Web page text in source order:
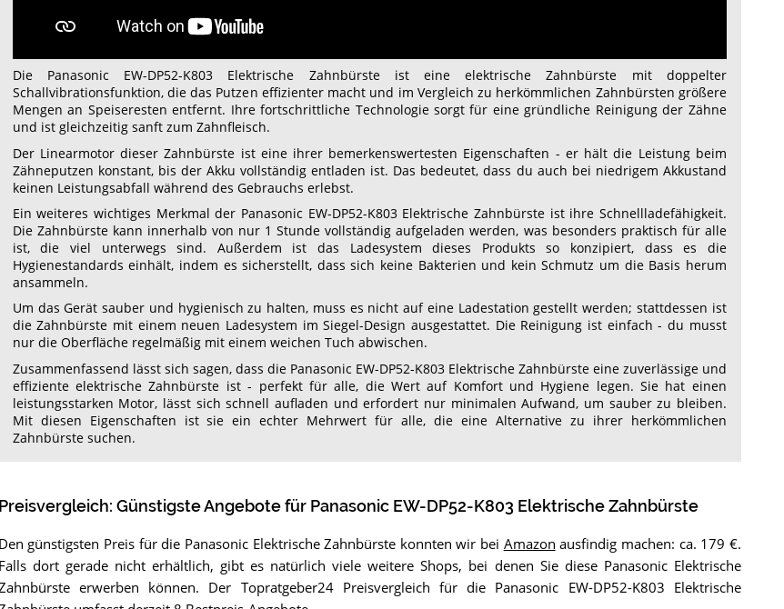
Die Panasonic EW-DP52-K803 Elektrische Zahnbürste ist eine elektrische Zahnbürste mit doppelter
Schallvibrationsfunktion, die das Putzen effizienter macht und im Vergleich zu herkömmlichen Zahnbürsten größere
Mengen an Speiseresten entfernt. Ihre fortschrittliche Technologie sorgt für eine gründliche Reinigung der Zähne
und ist gleichzeitig sanft zum Zahnfleisch.
Der Linearmotor dieser Zahnbürste ist eine ihrer bemerkenswertesten Eigenschaften - er hält die Leistung beim
Zähneputzen konstant, bis der Akku vollständig entladen ist. Das bedeutet, dass du auch bei niedrigem Akkustand
keinen Leistungsabfall während des Gebrauchs erlebst.
Ein weiteres wichtiges Merkmal der Panasonic EW-DP52-K803 Elektrische Zahnbürste ist ihre Schnellladefähigkeit.
Die Zahnbürste kann innerhalb von nur 1 Stunde vollständig aufgeladen werden, was besonders praktisch für alle
ist, die viel unterwegs sind. Außerdem ist das Ladesystem dieses Produkts so konzipiert, dass es die
Hygienestandards einhält, indem es sicherstellt, dass sich keine Bakterien und kein Schmutz um die Basis herum
ansammeln.
Um das Gerät sauber und hygienisch zu halten, muss es nicht auf eine Ladestation gestellt werden; stattdessen ist
die Zahnbürste mit einem neuen Ladesystem im Siegel-Design ausgestattet. Die Reinigung ist einfach - du musst
nur die Oberfläche regelmäßig mit einem weichen Tuch abwischen.
Zusammenfassend lässt sich sagen, dass die Panasonic EW-DP52-K803 Elektrische Zahnbürste eine zuverlässige und
effiziente elektrische Zahnbürste ist - perfekt für alle, die Wert auf Komfort und Hygiene legen. Sie hat einen
leistungsstarken Motor, lässt sich schnell aufladen und erfordert nur minimalen Aufwand, um sauber zu bleiben.
Mit diesen Eigenschaften ist sie ein echter Mehrwert für alle, die eine Alternative zu ihrer herkömmlichen
Zahnbürste suchen.
Preisvergleich: Günstigste Angebote für Panasonic EW-DP52-K803 Elektrische Zahnbürste
Den günstigsten Preis für die Panasonic Elektrische Zahnbürste konnten wir bei Amazon ausfindig machen: ca. 179 €.
Falls dort gerade nicht erhältlich, gibt es natürlich viele weitere Shops, bei denen Sie diese Panasonic Elektrische
erwerben können. Der Topratgeber24 Preisvergleich für die Panasonic EW-DP52-K803 Elektrische